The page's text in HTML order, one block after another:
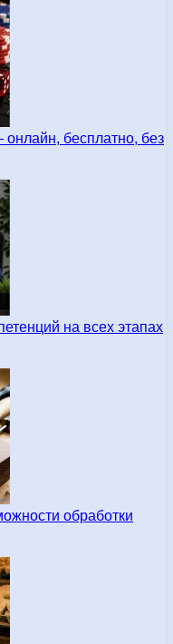
бесплатно, без
на всех этапах
обработки